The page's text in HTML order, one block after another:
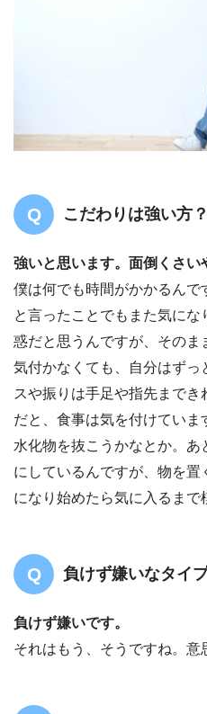
こだわりは強い方？
強いと思います。面倒くさい
僕は何でも時間がかかるんで
と言ったことでもまた気に
惑だと思うんですが、その
気付かなくても、自分はず
スや振りは手足や指先まで
だと、食事は気を付けてい
水化物を抜こうかなとか。
にしているんですが、物を
になり始めたら気に入るまで
負けず嫌いなタイ
負けず嫌いです。
それはもう、そうですね。意